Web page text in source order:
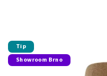
Tip
Showroom Brno